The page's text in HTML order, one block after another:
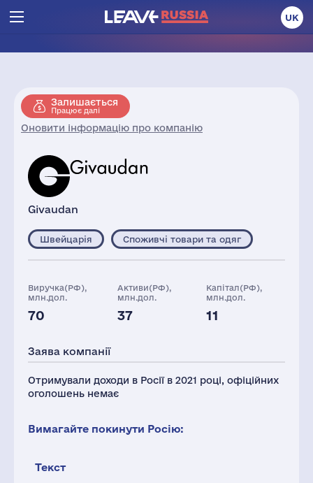
UK
Залишається
Працює далі
Оновити інформацію про компанію
Givaudan
Швейцарія Споживчі товари та одяг
Виручка(РФ),
млн.дол.
70
Активи(РФ),
млн.дол.
37
Капітал(РФ),
млн.дол.
11
138
Заява компанії
Отримували доходи в Росії в 2021 році, офіційних
оголошень немає
Вимагайте покинути Росію:
Текст